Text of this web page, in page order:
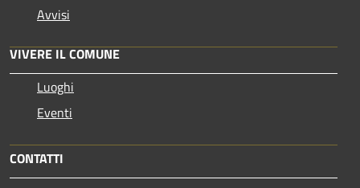
Avvisi
VIVERE IL COMUNE
Luoghi
Eventi
CONTATTI